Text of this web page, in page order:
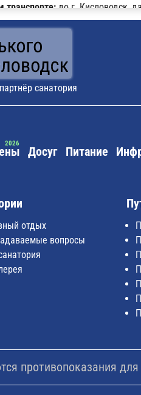
транспорте:до г. Кисловодск,
можно воспользоваться
возможность оставить
до ж/д вокзала г. Кисловодска,
транспорте.
санатория
Досуг Питание
отдых
вопросы
противопоказания для